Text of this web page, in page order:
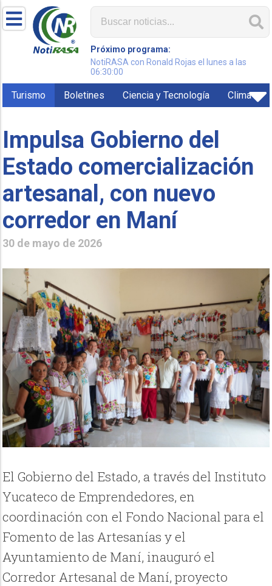
Próximo programa:
NotiRASA con Ronald Rojas el lunes a las
06:30:00
Turismo Boletines Ciencia y Tecnología Clima
Impulsa Gobierno del
Estado comercialización
artesanal, con nuevo
corredor en Maní
30 de mayo de 2026
El Gobierno del Estado, a través del Instituto
Yucateco de Emprendedores, en
coordinación con el Fondo Nacional para el
Fomento de las Artesanías y el
Ayuntamiento de Maní, inauguró el
Corredor Artesanal de Maní, proyecto